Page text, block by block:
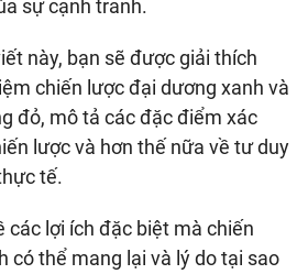
sự cạnh tranh.
này, bạn sẽ được giải thích
chiến lược đại dương xanh và
đỏ, mô tả các đặc điểm xác
lược và hơn thế nữa về tư duy
tế.
các lợi ích đặc biệt mà chiến
có thể mang lại và lý do tại sao